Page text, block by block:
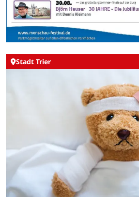
Stadt Trier